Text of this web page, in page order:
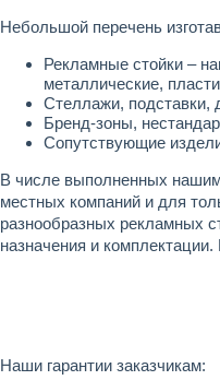
Небольшой перечень
Рекламные стойки –
металлические,
Стеллажи, подставки,
Бренд-зоны,
Сопутствующие
В числе выполненных нашим
местных компаний и для
разнообразных рекламных
назначения и
Наши гарантии заказчикам: